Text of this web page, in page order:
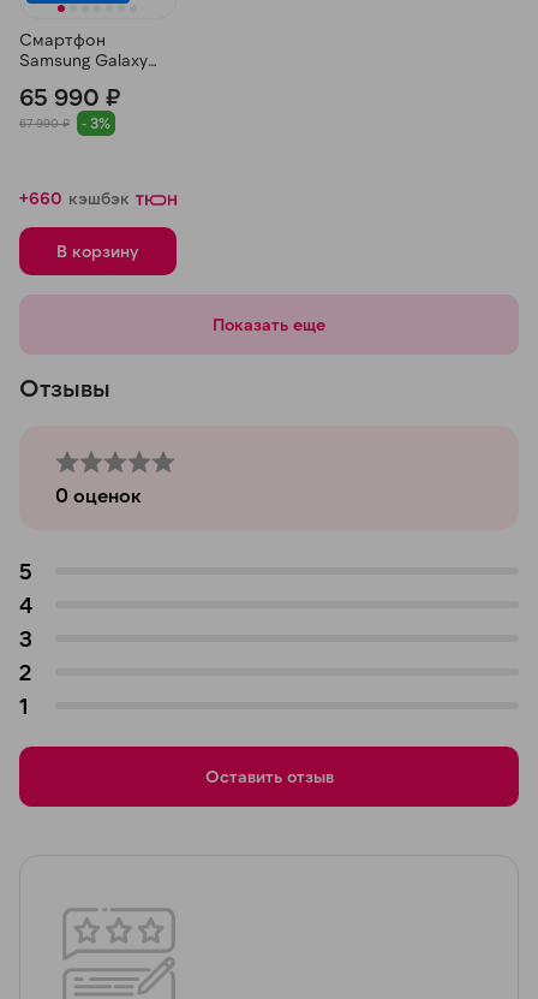
Смартфон
Samsung Galaxy
Черный
65 990 ₽
67 990 ₽ - 3%
+660 кэшбэк
В корзину
Показать еще
Отзывы
0 оценок
5
4
3
2
1
Оставить отзыв